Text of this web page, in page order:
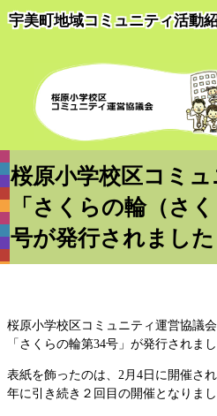
宇美町地域コミュニティ活動
桜原小学校区コミ
「さくらの輪（さ
号が発行されました
桜原小学校区コミュニティ運営協議
「さくらの輪第34号」が発行されまし
表紙を飾ったのは、2月4日に開催さ
年に引き続き２回目の開催となりまし